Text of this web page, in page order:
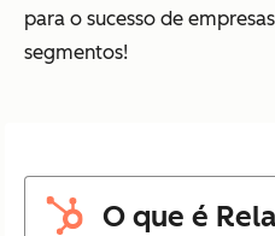
para o sucesso de
segmentos!
O que é